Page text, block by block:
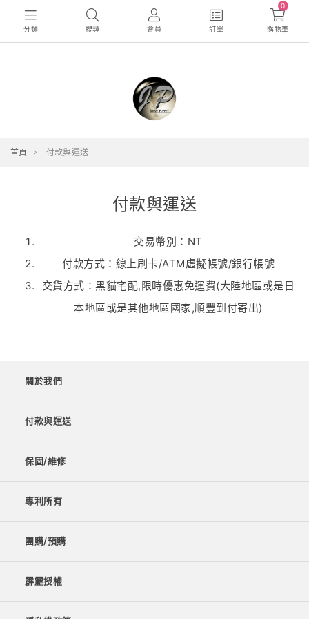
分類 搜尋 會員 訂單
0
購物車
首頁 付款與運送
付款與運送
交易幣別：NT
付款方式：線上刷卡/ATM虛擬帳號/銀行帳號
交貨方式：黑貓宅配,限時優惠免運費(大陸地區或是日
本地區或是其他地區國家,順豐到付寄出)
關於我們
付款與運送
保固/維修
專利所有
團購/預購
霹靂授權